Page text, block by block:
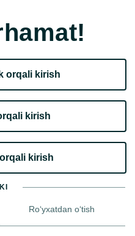
orqali kirish​
kirish
kirish
Ro‘yxatdan o‘tish